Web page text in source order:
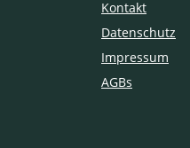
Kontakt
Datenschutz
Impressum
AGBs